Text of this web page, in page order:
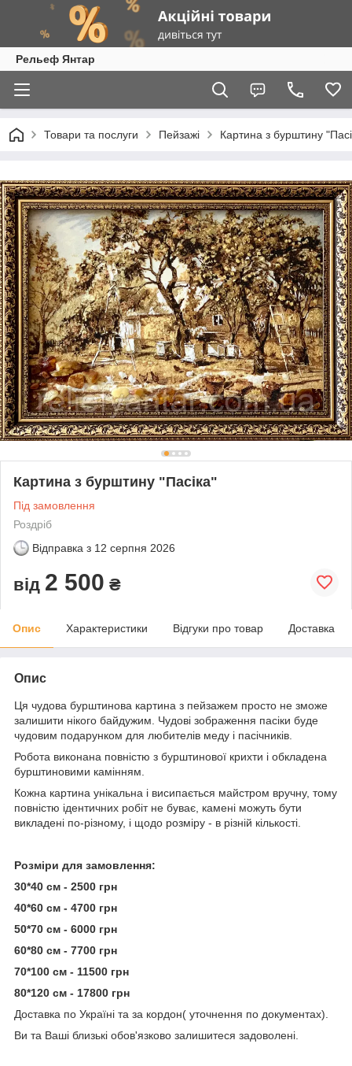
Рельеф Янтар
Товари та послуги Пейзажі Картина з бурштину
Картина з бурштину "Пасіка"
Під замовлення
Роздріб
Відправка з 12 серпня 2026
від 2 500 ₴
Опис Характеристики Відгуки про товар Доставка
Опис
Ця чудова бурштинова картина з пейзажем просто не зможе
залишити нікого байдужим. Чудові зображення пасіки буде
чудовим подарунком для любителів меду і пасічників.
Робота виконана повністю з бурштинової крихти і обкладена
бурштиновими камінням.
Кожна картина унікальна і висипається майстром вручну, тому
повністю ідентичних робіт не буває, камені можуть бути
викладені по-різному, і щодо розміру - в різній кількості.
Розміри для замовлення:
30*40 см - 2500 грн
40*60 см - 4700 грн
50*70 см - 6000 грн
60*80 см - 7700 грн
70*100 см - 11500 грн
80*120 см - 17800 грн
Доставка по Україні та за кордон( уточнення по документах).
Ви та Ваші близькі обов'язково залишитеся задоволені.